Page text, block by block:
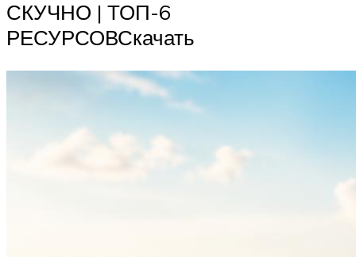
СКУЧНО | ТОП-6
РЕСУРСОВСкачать